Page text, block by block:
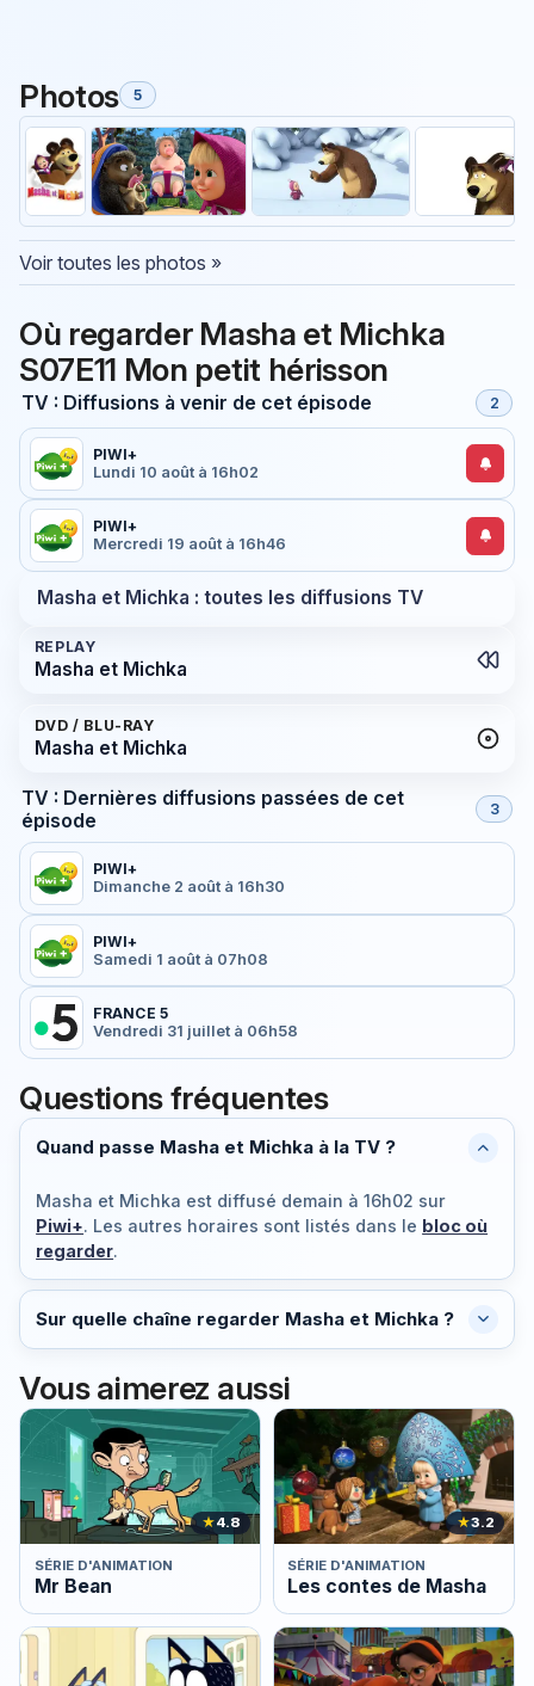
Photos 5
Voir toutes les photos »
Où regarder Masha et Michka
S07E11 Mon petit hérisson
TV : Diffusions à venir de cet épisode 2
PIWI+
Lundi 10 août à 16h02
PIWI+
Mercredi 19 août à 16h46
Masha et Michka : toutes les diffusions TV
REPLAY
Masha et Michka
DVD / BLU-RAY
Masha et Michka
TV : Dernières diffusions passées de cet
épisode
3
PIWI+
Dimanche 2 août à 16h30
PIWI+
Samedi 1 août à 07h08
FRANCE 5
Vendredi 31 juillet à 06h58
Questions fréquentes
Quand passe Masha et Michka à la TV ?
Masha et Michka est diffusé demain à 16h02 sur
Piwi+. Les autres horaires sont listés dans le bloc où
regarder.
Sur quelle chaîne regarder Masha et Michka ?
Vous aimerez aussi
★4.8
SÉRIE D'ANIMATION
Mr Bean
★3.2
SÉRIE D'ANIMATION
Les contes de Masha